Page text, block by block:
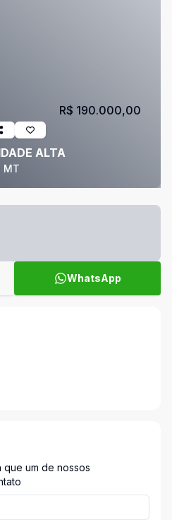
ALTA
MT
R$ 190.000,00
WhatsApp
que um de nossos